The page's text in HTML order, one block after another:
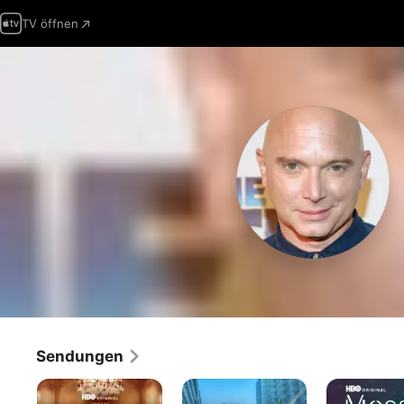
TV öffnen
Sendungen
The
Gilded
The
Tick
Mosaic